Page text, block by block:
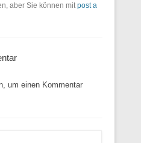
aber Sie können mitpost a
um einen Kommentar